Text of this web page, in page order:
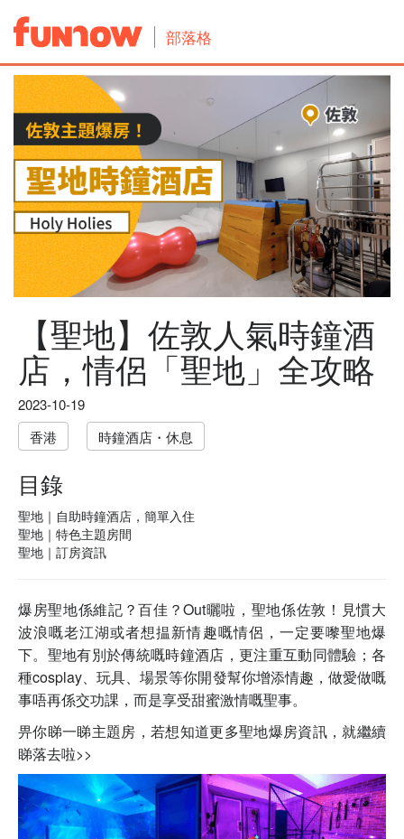
部落格
【聖地】佐敦人氣時鐘酒
店，情侶「聖地」全攻略
2023-10-19
香港
時鐘酒店・休息
目錄
聖地｜自助時鐘酒店，簡單入住
聖地｜特色主題房間
聖地｜訂房資訊
爆房聖地係維記？百佳？Out曬啦，聖地係佐敦！見慣大
波浪嘅老江湖或者想揾新情趣嘅情侶，一定要嚟聖地爆
下。聖地有別於傳統嘅時鐘酒店，更注重互動同體驗；各
種cosplay、玩具、場景等你開發幫你增添情趣，做愛做嘅
事唔再係交功課，而是享受甜蜜激情嘅聖事。
畀你睇一睇主題房，若想知道更多聖地爆房資訊，就繼續
睇落去啦>>